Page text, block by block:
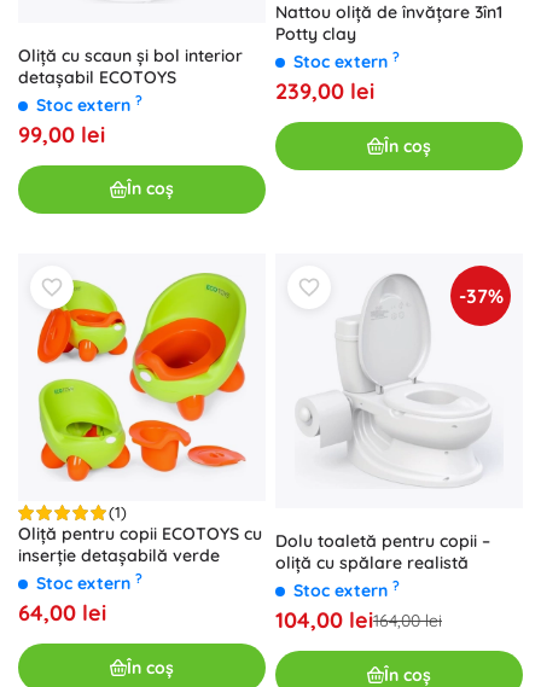
Oliță cu scaun și bol interior
detașabil ECOTOYS
Stoc extern ?
99,00 lei
În coș
Nattou oliță de învățare 3în1
Potty clay
Stoc extern ?
239,00 lei
În coș
(1)
Oliță pentru copii ECOTOYS cu
inserție detașabilă verde
Stoc extern ?
64,00 lei
În coș
-37%
Dolu toaletă pentru copii –
oliță cu spălare realistă
Stoc extern ?
104,00 lei164,00 lei
În coș